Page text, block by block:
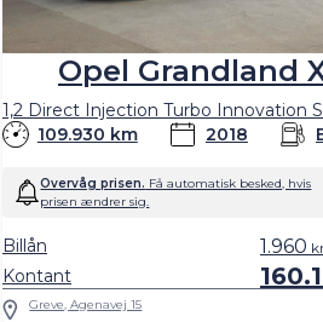
Opel Grandland
109.930 km
2018
Overvåg prisen. Få automatisk besked, hvis
prisen ændrer sig.
Kontant
Billån 1.960
Greve, Agenavej 15